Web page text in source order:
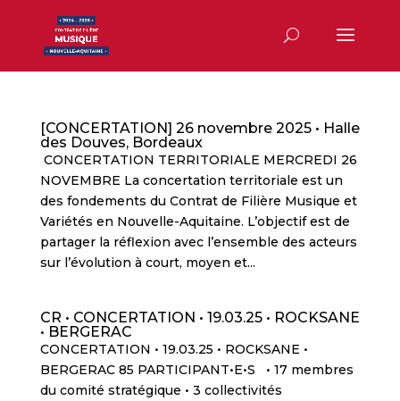
[CONCERTATION] 26 novembre 2025 • Halle
des Douves, Bordeaux
CONCERTATION TERRITORIALE MERCREDI 26
NOVEMBRE La concertation territoriale est un
des fondements du Contrat de Filière Musique et
Variétés en Nouvelle-Aquitaine. L’objectif est de
partager la réflexion avec l’ensemble des acteurs
sur l’évolution à court, moyen et...
CR • CONCERTATION • 19.03.25 • ROCKSANE
• BERGERAC
CONCERTATION • 19.03.25 • ROCKSANE •
BERGERAC 85 PARTICIPANT•E•S • 17 membres
du comité stratégique • 3 collectivités